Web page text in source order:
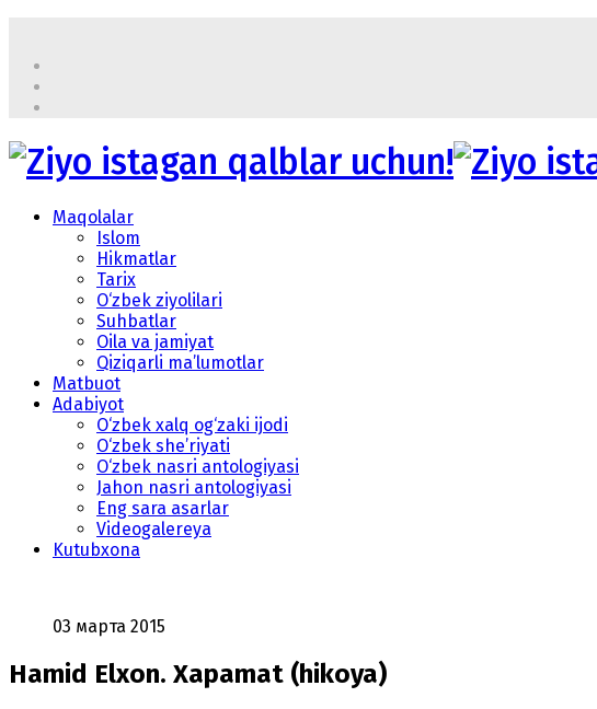
Maqolalar
Islom
Hikmatlar
Tarix
O‘zbek ziyolilari
Suhbatlar
Oila va jamiyat
Qiziqarli ma’lumotlar
Matbuot
Adabiyot
O‘zbek xalq og‘zaki ijodi
O‘zbek she’riyati
O‘zbek nasri antologiyasi
Jahon nasri antologiyasi
Eng sara asarlar
Videogalereya
Kutubxona
03 марта 2015
Hamid Elxon. Xapamat (hikoya)